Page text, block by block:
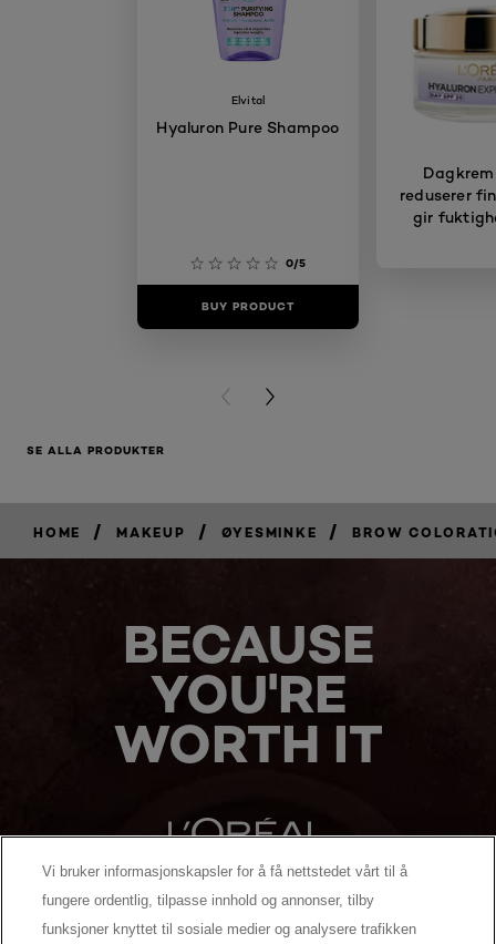
Elvital
Hyaluron Pure Shampoo
0/5
BUY PRODUCT
Dagkrem
reduserer
gir
PREVIOUS CARD
NEXT CARD
SE ALLA PRODUKTER
HOME / MAKEUP / ØYESMINKE / BROW
BECAUSE
YOU'RE
WORTH IT
MANUFACTURER/RESPONSIBLE PERSON:
Vi bruker informasjonskapsler for å få nettstedet vårt til å
fungere ordentlig, tilpasse innhold og annonser, tilby
funksjoner knyttet til sosiale medier og analysere trafikken